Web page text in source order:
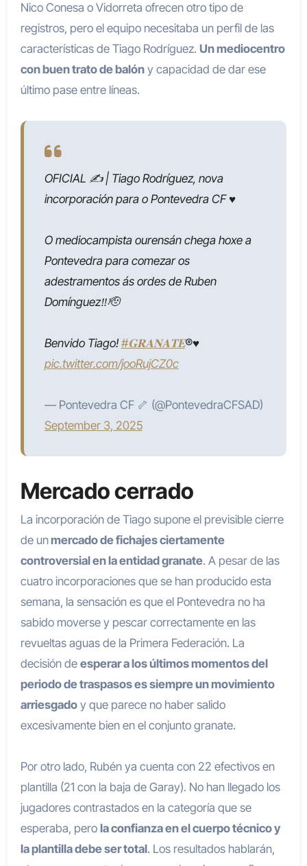
Nico Conesa o Vidorreta ofrecen otro tipo de
registros, pero el equipo necesitaba un perfil de las
características de Tiago Rodríguez. Un mediocentro
con buen trato de balóny capacidad de dar ese
último pase entre líneas.
OFICIAL ✍️ | Tiago Rodríguez, nova
incorporación para o Pontevedra CF ♥️
O mediocampista ourensán chega hoxe a
Pontevedra para comezar os
adestramentos ás ordes de Ruben
Domínguez‼️🫡
Benvido Tiago! #𝐆𝐑𝐀𝐍𝐀𝐓𝐄®️♥️
pic.twitter.com/jooRujCZ0c
— Pontevedra CF 🦴 (@PontevedraCFSAD)
September 3, 2025
Mercado cerrado
La incorporación de Tiago supone el previsible cierre
de unmercado de fichajes ciertamente
controversial en la entidad granate. A pesar de las
cuatro incorporaciones que se han producido esta
semana, la sensación es que el Pontevedra no ha
sabido moverse y pescar correctamente en las
revueltas aguas de la Primera Federación. La
decisión de esperar a los últimos momentos del
periodo de traspasos es siempre un movimiento
arriesgadoy que parece no haber salido
excesivamente bien en el conjunto granate.
Por otro lado, Rubén ya cuenta con 22 efectivos en
plantilla (21 con la baja de Garay). No han llegado los
jugadores contrastados en la categoría que se
esperaba, pero la confianza en el cuerpo técnico y
la plantilla debe ser total. Los resultados hablarán,